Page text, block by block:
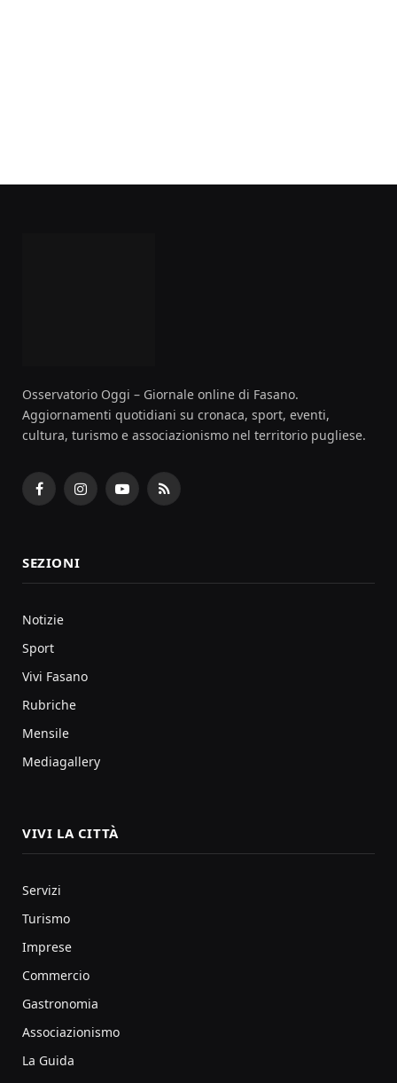
Osservatorio Oggi – Giornale online di Fasano.
Aggiornamenti quotidiani su cronaca, sport, eventi,
cultura, turismo e associazionismo nel territorio pugliese.
FacebookInstagramYouTubeRSS
SEZIONI
Notizie
Sport
Vivi Fasano
Rubriche
Mensile
Mediagallery
VIVI LA CITTÀ
Servizi
Turismo
Imprese
Commercio
Gastronomia
Associazionismo
La Guida